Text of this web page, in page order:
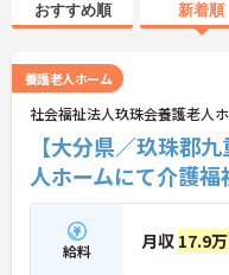
おすすめ順 新着順
養護老人ホーム
社会福祉法人玖珠会養護老人
【大分県／玖珠郡
人ホームにて介護
給料 月収 17.9